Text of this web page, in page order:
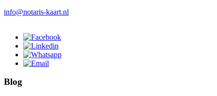
info@notaris-kaart.nl
Blog